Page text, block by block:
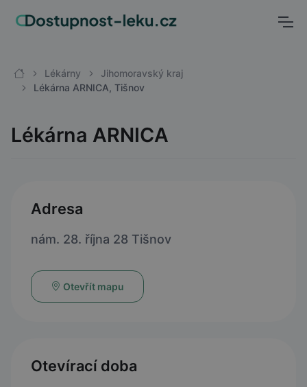
Lékárny
Jihomoravský kraj
Lékárna ARNICA, Tišnov
Lékárna ARNICA
Adresa
nám. 28. října 28 Tišnov
Otevřít mapu
Otevírací doba